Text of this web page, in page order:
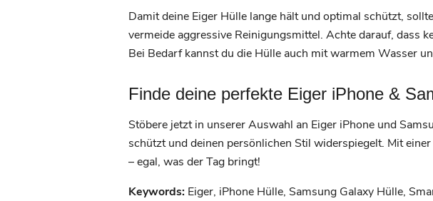
Damit deine Eiger Hülle lange hält und optimal schützt,
vermeide aggressive Reinigungsmittel. Achte darauf, dass
Bei Bedarf kannst du die Hülle auch mit warmem Wasser
Finde deine perfekte Eiger iPhone &
Stöbere jetzt in unserer Auswahl an Eiger iPhone und
schützt und deinen persönlichen Stil widerspiegelt. Mit
– egal, was der Tag bringt!
Keywords: Eiger, iPhone Hülle, Samsung Galaxy Hülle,